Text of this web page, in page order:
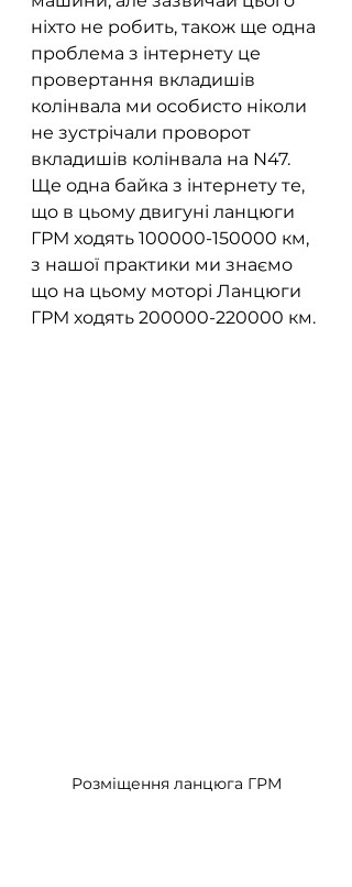
ніхто не робить, також ще одна
проблема з інтернету це
провертання вкладишів
колінвала ми особисто ніколи
не зустрічали проворот
вкладишів колінвала на N47.
Ще одна байка з інтернету те,
що в цьому двигуні ланцюги
ГРМ ходять 100000-150000 км,
з нашої практики ми знаємо
що на цьому моторі Ланцюги
ГРМ ходять 200000-220000 км.
Розміщення ланцюга ГРМ